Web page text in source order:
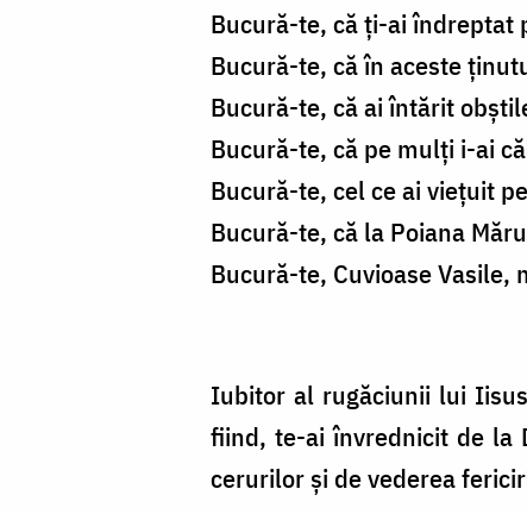
Bucură-te, că ți-ai îndreptat
Bucură-te, că în aceste
Bucură-te, că ai întărit
Bucură-te, că pe mulți i-ai
Bucură-te, cel ce ai viețuit
Bucură-te, că la Poiana
Bucură-te, Cuvioase Vasile,
Iubitor al rugăciunii lui
fiind, te-ai învrednicit de la
cerurilor și de vederea